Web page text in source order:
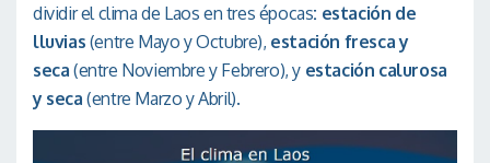
dividir el clima de Laos en tres épocas: estación de
lluvias (entre Mayo y Octubre), estación fresca y
seca (entre Noviembre y Febrero), y estación calurosa
y seca (entre Marzo y Abril).